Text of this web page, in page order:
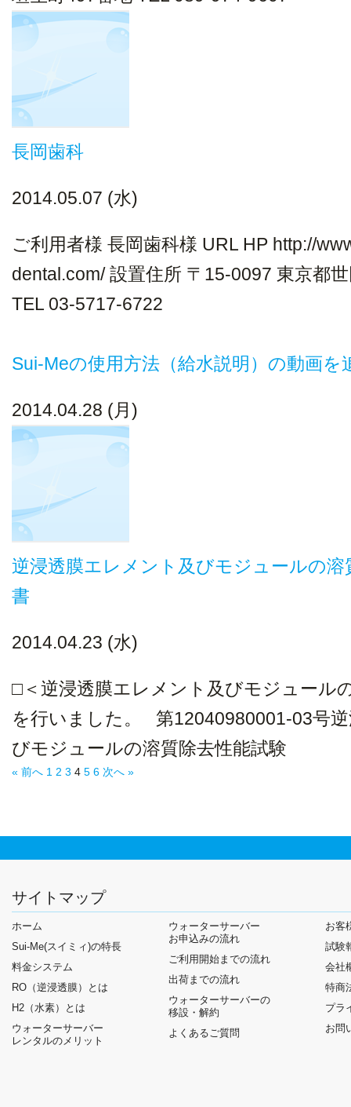
長岡歯科
2014.05.07 (水)
ご利用者様 長岡歯科様 URL HP http://
dental.com/ 設置住所 〒15-0097 東京都
TEL 03-5717-6722
Sui-Meの使用方法（給水説明）の動画を
2014.04.28 (月)
逆浸透膜エレメント及びモジュールの溶
書
2014.04.23 (水)
□＜逆浸透膜エレメント及びモジュール
を行いました。 第12040980001-03号
びモジュールの溶質除去性能試験
« 前へ 1 2 3 4 5 6 次へ »
サイトマップ
ホーム
Sui-Me(スイミィ)の特長
料金システム
RO（逆浸透膜）とは
H2（水素）とは
ウォーターサーバー
レンタルのメリット
ウォーターサーバー
お申込みの流れ
ご利用開始までの流れ
出荷までの流れ
ウォーターサーバーの
移設・解約
よくあるご質問
お客
試験
会社
特商
プラ
お問